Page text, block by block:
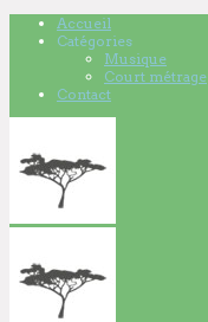
Accueil
Catégories
Musique
Court métrage
Contact